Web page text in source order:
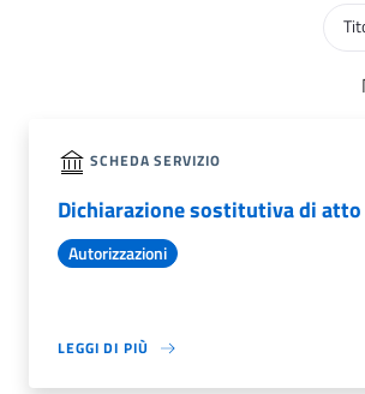
SCHEDA SERVIZIO
Dichiarazione sostitutiva di
Autorizzazioni
LEGGI DI PIÙ